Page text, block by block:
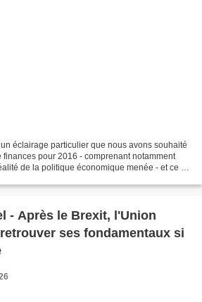
éclairage particulier que nous avons souhaité
pour 2016 - comprenant notamment
de la politique économique menée - et ce en
- Après le Brexit, l'Union
ses fondamentaux si